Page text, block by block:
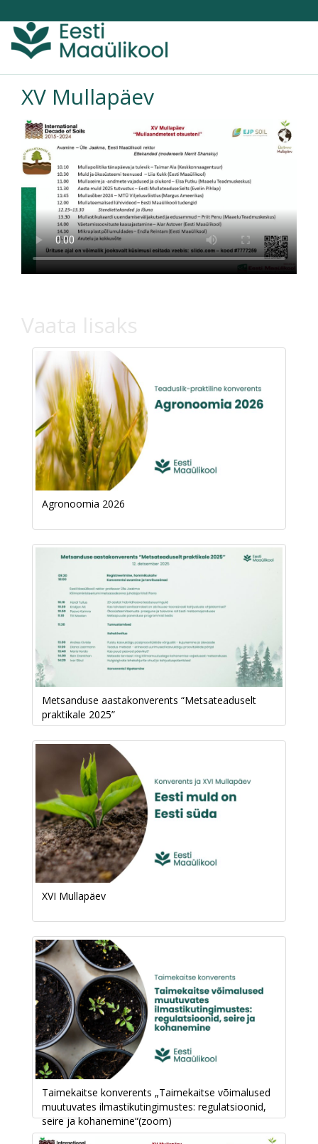
XV Mullapäev
Vaata lisaks
Agronoomia 2026
Metsanduse aastakonverents “Metsateaduselt
praktikale 2025”
XVI Mullapäev
Taimekaitse konverents „Taimekaitse võimalused
muutuvates ilmastikutingimustes: regulatsioonid,
seire ja kohanemine“(zoom)